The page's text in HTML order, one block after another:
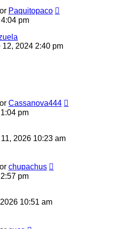
Paquitopaco
pm
12, 2024 2:40 pm
Cassanova444
pm
2026 10:23 am
chupachus
pm
10:51 am